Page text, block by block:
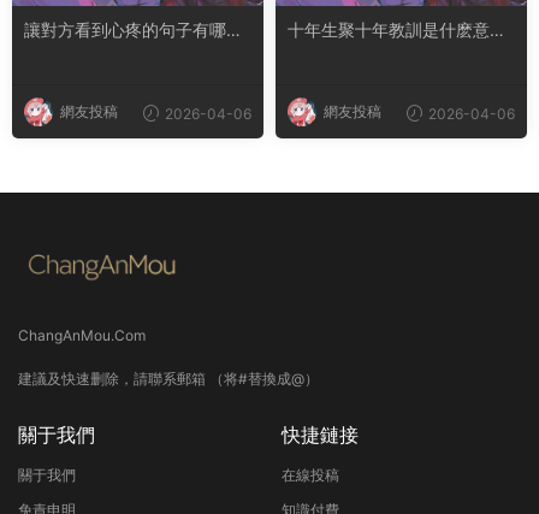
讓對方看到心疼的句子有哪
網友投稿 2026-04-06
十年生聚十年教訓是什麽意思
網友投稿 2026-04-06
ChangAnMou.Com
建議及快速删除，請聯系郵箱 （将#替換成@）
關于我們
關于我們
免責申明
快捷鏈接
在線投稿
知識付費